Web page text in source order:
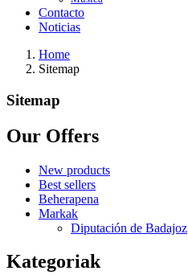
Contacto
Noticias
Home
Sitemap
Sitemap
Our Offers
New products
Best sellers
Beherapena
Markak
Diputación de Badajoz
Kategoriak